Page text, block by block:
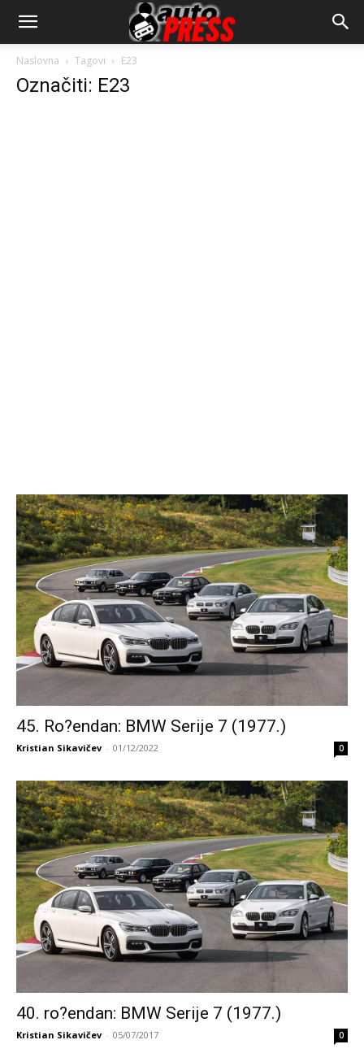
AutopressHR
Naslovna Tagovi E23
Označiti: E23
45. Ro?endan: BMW Serije 7 (1977.)
Kristian Sikavičev - 01/12/2022 0
40. ro?endan: BMW Serije 7 (1977.)
Kristian Sikavičev - 05/07/2017 0